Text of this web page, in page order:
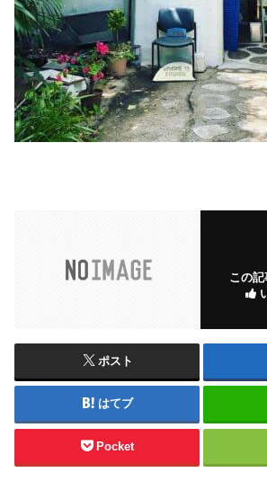
この
ポスト
はてブ
Pocket